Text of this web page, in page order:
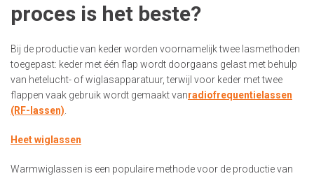
proces is het beste?
Bij de productie van keder worden voornamelijk twee lasmethoden
toegepast: keder met één flap wordt doorgaans gelast met behulp
van hetelucht- of wiglasapparatuur, terwijl voor keder met twee
flappen vaak gebruik wordt gemaakt vanradiofrequentielassen
(RF-lassen)
Heet wiglassen
Warmwiglassen is een populaire methode voor de productie van